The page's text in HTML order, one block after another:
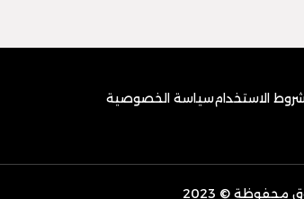
الاستخدامسياسة الخصوصية
محفوظة © 2023